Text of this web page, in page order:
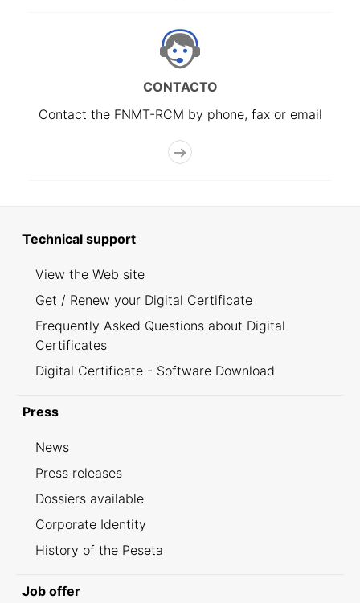
CONTACTO
Contact the FNMT-RCM by phone, fax or email
Technical support
View the Web site
Get / Renew your Digital Certificate
Frequently Asked Questions about Digital
Certificates
Digital Certificate - Software Download
Press
News
Press releases
Dossiers available
Corporate Identity
History of the Peseta
Job offer